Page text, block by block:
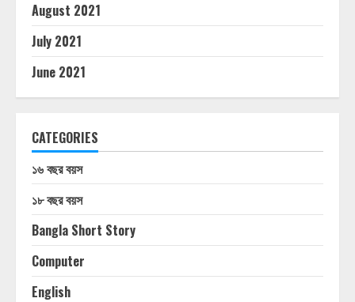
August 2021
July 2021
June 2021
CATEGORIES
১৬ বছর বয়স
১৮ বছর বয়স
Bangla Short Story
Computer
English